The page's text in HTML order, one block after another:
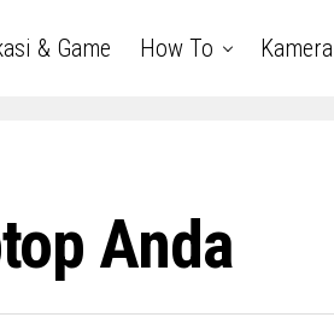
& Game How To Kamera
Anda